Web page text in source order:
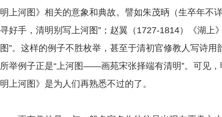
明上河图》相关的意象和典故。譬如朱茂昞（生卒年不
寻好手，清明别写上河图”；赵翼（1727-1814）《湖上
图”。这样的例子不胜枚举，甚至于清初官修教人写诗用
所举例子正是“上河图——画苑宋张择端有清明”。可见
明上河图》是为人们再熟悉不过的了。